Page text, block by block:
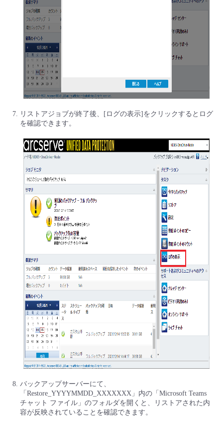
リストアジョブが終了後、[ログの表示]をクリックするとログ
を確認できます。
バックアップサーバーにて、
「Restore_YYYYMMDD_XXXXXXX」内の「Microsoft Teams
チャット ファイル」のフォルダを開くと、リストアされた内
容が反映されていることを確認できます。